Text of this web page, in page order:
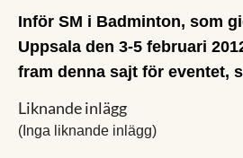
Inför SM i Badminton, som
Uppsala den 3-5 februari
fram denna sajt för eventet,
Liknande inlägg
(Inga liknande inlägg)